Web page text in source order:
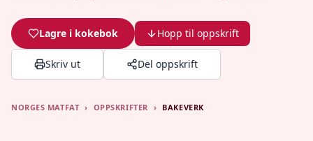
Lagre i kokebok Hopp til oppskrift
Skriv ut Del oppskrift
NORGES MATFAT › OPPSKRIFTER › BAKEVERK